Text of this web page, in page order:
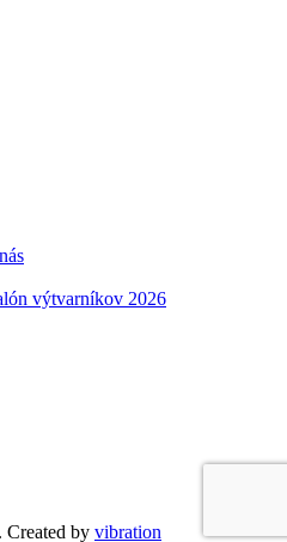
výtvarníkov 2026
by vibration